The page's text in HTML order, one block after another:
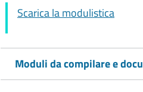
Scarica la modulistica
Moduli da compilare e